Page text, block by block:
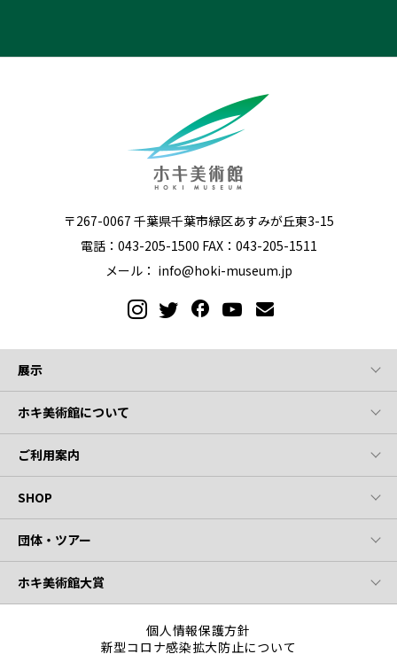
〒267-0067 千葉県千葉市緑区あすみが丘東3-15
電話：043-205-1500 FAX：043-205-1511
メール： info@hoki-museum.jp
展示
ホキ美術館について
ご利用案内
SHOP
団体・ツアー
ホキ美術館大賞
個人情報保護方針
新型コロナ感染拡大防止について